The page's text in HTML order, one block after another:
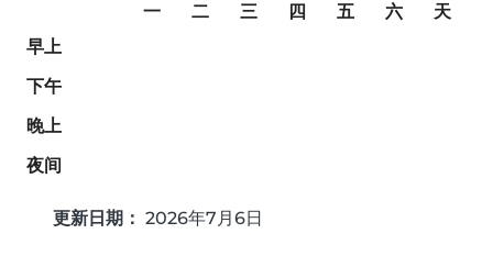
一
二
三
四
五
六
天
早上
下午
晚上
夜间
更新日期： 2026年7月6日